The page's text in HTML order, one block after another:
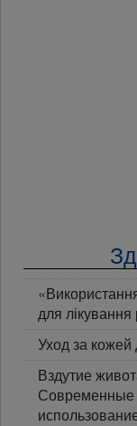
для лікування
Уход за кожей
Вздутие
Современные